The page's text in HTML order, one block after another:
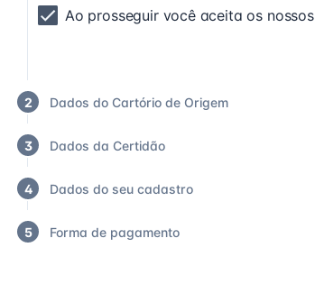
Ao prosseguir você aceita os nossos
2 Dados do Cartório de Origem
3 Dados da Certidão
4 Dados do seu cadastro
5 Forma de pagamento